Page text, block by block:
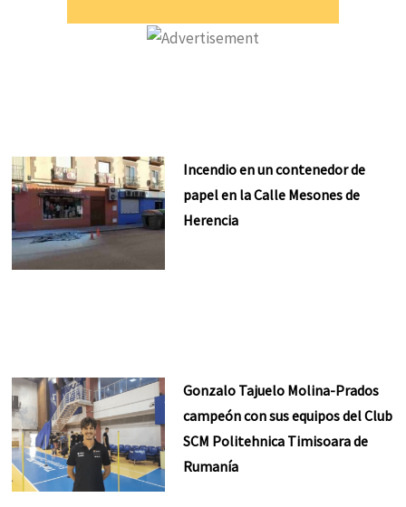
Incendio en un contenedor de
papel en la Calle Mesones de
Herencia
Gonzalo Tajuelo Molina-Prados
campeón con sus equipos del Club
SCM Politehnica Timisoara de
Rumanía